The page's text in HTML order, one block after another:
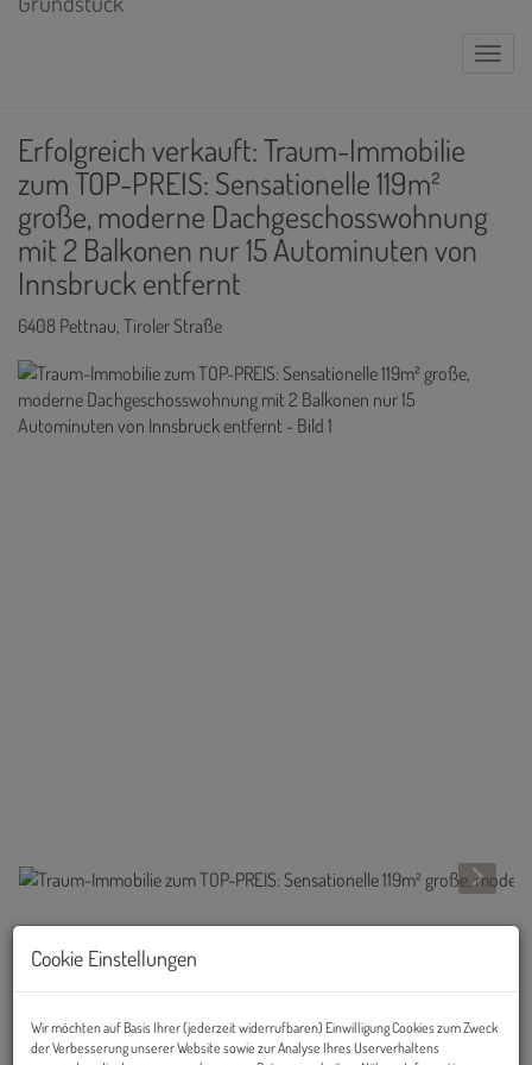
Erfolgreich verkauft: Traum-Immobilie
zum TOP-PREIS: Sensationelle 119m²
große, moderne Dachgeschosswohnung
mit 2 Balkonen nur 15 Autominuten von
Innsbruck entfernt
6408 Pettnau, Tiroler Straße
Beschreibung
15 Autominuten von Innsbruck entfernt!
Cookie Einstellungen
Wir möchten auf Basis Ihrer (jederzeit widerrufbaren) Einwilligung Cookies zum Zweck
der Verbesserung unserer Website sowie zur Analyse Ihres Userverhaltens